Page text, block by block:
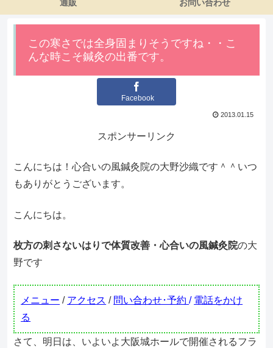
通販 お問い合わせ
この寒さでは全身固まりそうですね・・こ
んな時こそ鍼灸の出番です。
Facebook
2013.01.15
スポンサーリンク
こんにちは！心合いの風鍼灸院の大野沙織です＾＾いつ
もありがとうございます。
こんにちは。
枚方の刺さないはりで体質改善・心合いの風鍼灸院の大
野です
メニュー / アクセス / 問い合わせ･予約/ 電話をかけ
る
さて、明日は、いよいよ大阪城ホールで開催されるフラ